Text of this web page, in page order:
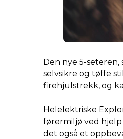
Den nye 5-
selvsikre og tøffe
firehjulstrekk, og
Helelektriske
førermiljø ved hjelp
det også et